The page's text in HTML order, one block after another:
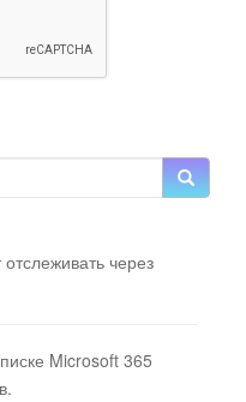
через
Microsoft 365